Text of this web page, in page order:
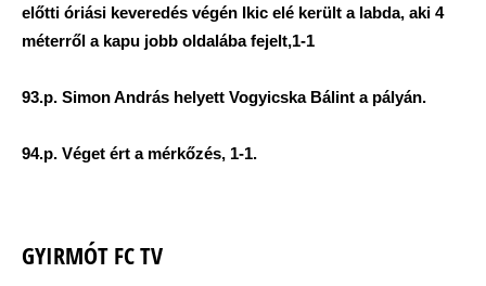
előtti óriási keveredés végén Ikic elé került a labda, aki 4
méterről a kapu jobb oldalába fejelt,1-1
93.p. Simon András helyett Vogyicska Bálint a pályán.
94.p. Véget ért a mérkőzés, 1-1.
GYIRMÓT FC TV